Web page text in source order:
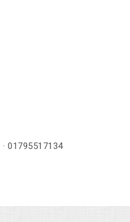
· 01795517134